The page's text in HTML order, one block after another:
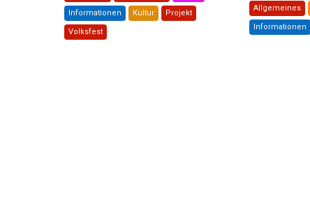
Informationen Kultur Projekt
Volksfest
Allgemeines
Informationen